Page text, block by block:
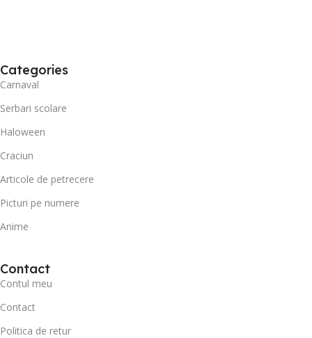
Categories
Carnaval
Serbari scolare
Haloween
Craciun
Articole de petrecere
Picturi pe numere
Anime
Contact
Contul meu
Contact
Politica de retur